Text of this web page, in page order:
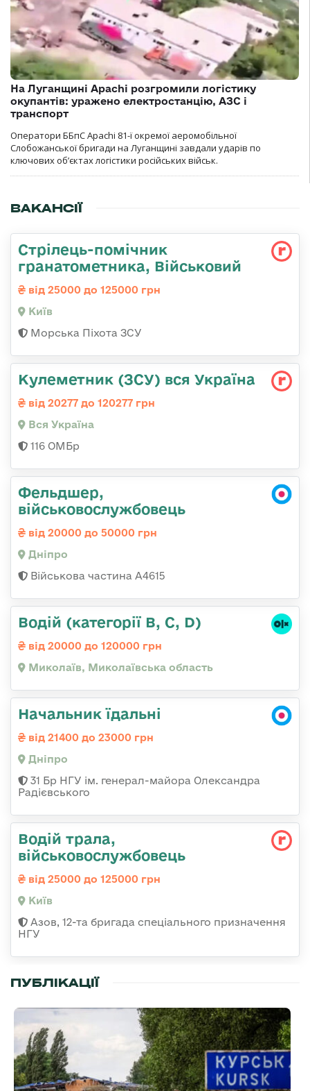
На Луганщині Apachi розгромили логістику
окупантів: уражено електростанцію, АЗС і
транспорт
Оператори ББпС Apachi 81-ї окремої аеромобільної
Слобожанської бригади на Луганщині завдали ударів по
ключових об’єктах логістики російських військ.
ВАКАНСІЇ
Стрілець-помічник
гранатометника, Військовий
від 25000 до 125000 грн
Київ
Морська Піхота ЗСУ
Кулеметник (ЗСУ) вся Україна
від 20277 до 120277 грн
Вся Україна
116 ОМБр
Фельдшер,
військовослужбовець
від 20000 до 50000 грн
Дніпро
Військова частина А4615
Водій (категорії B, C, D)
від 20000 до 120000 грн
Миколаїв, Миколаївська область
Начальник їдальні
від 21400 до 23000 грн
Дніпро
31 Бр НГУ ім. генерал-майора Олександра
Радієвського
Водій трала,
військовослужбовець
від 25000 до 125000 грн
Київ
Азов, 12-та бригада спеціального призначення
НГУ
ПУБЛІКАЦІЇ